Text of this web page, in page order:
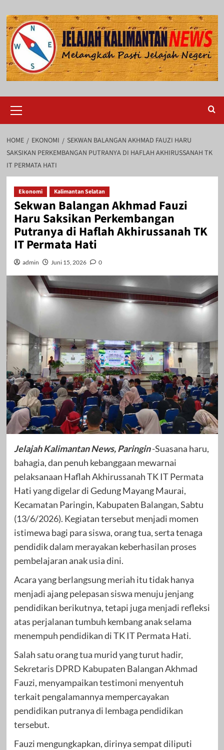
to
content
Menu
HOME EKONOMI
SEKWAN BALANGAN AKHMAD FAUZI HARU
SAKSIKAN PERKEMBANGAN PUTRANYA DI HAFLAH AKHIRUSSANAH TK
IT PERMATA HATI
Ekonomi Kalimantan Selatan
Sekwan Balangan Akhmad Fauzi
Haru Saksikan Perkembangan
Putranya di Haflah Akhirussanah TK
IT Permata Hati
admin Juni 15, 2026 0
Jelajah Kalimantan News, Paringin-Suasana haru,
bahagia, dan penuh kebanggaan mewarnai
pelaksanaan Haflah Akhirussanah TK IT Permata
Hati yang digelar di Gedung Mayang Maurai,
Kecamatan Paringin, Kabupaten Balangan, Sabtu
(13/6/2026). Kegiatan tersebut menjadi momen
istimewa bagi para siswa, orang tua, serta tenaga
pendidik dalam merayakan keberhasilan proses
pembelajaran anak usia dini.
Acara yang berlangsung meriah itu tidak hanya
menjadi ajang pelepasan siswa menuju jenjang
pendidikan berikutnya, tetapi juga menjadi refleksi
atas perjalanan tumbuh kembang anak selama
menempuh pendidikan di TK IT Permata Hati.
Salah satu orang tua murid yang turut hadir,
Sekretaris DPRD Kabupaten Balangan Akhmad
Fauzi, menyampaikan testimoni menyentuh
terkait pengalamannya mempercayakan
pendidikan putranya di lembaga pendidikan
tersebut.
Fauzi mengungkapkan, dirinya sempat diliputi